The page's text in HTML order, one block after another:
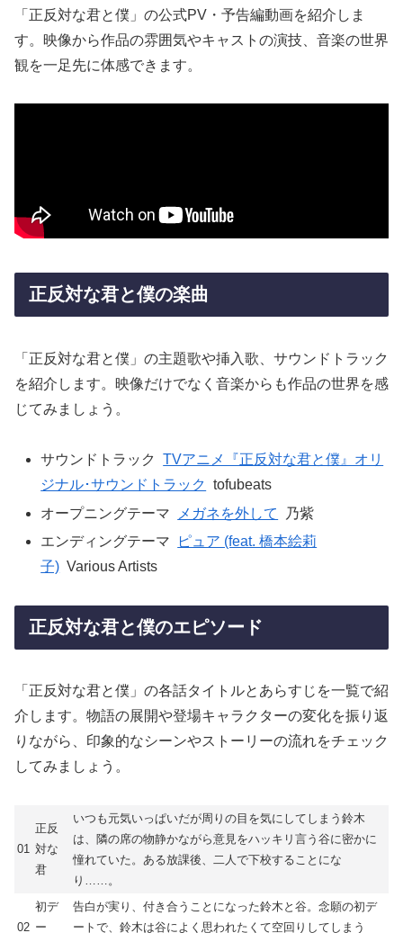
「正反対な君と僕」の公式PV・予告編動画を紹介しま
す。映像から作品の雰囲気やキャストの演技、音楽の世界
観を一足先に体感できます。
正反対な君と僕の楽曲
「正反対な君と僕」の主題歌や挿入歌、サウンドトラック
を紹介します。映像だけでなく音楽からも作品の世界を感
じてみましょう。
サウンドトラック
TVアニメ『正反対な君と僕』オリ
ジナル･サウンドトラック tofubeats
オープニングテーマ
メガネを外して
乃紫
エンディングテーマ
ピュア (feat. 橋本絵莉
子) Various Artists
正反対な君と僕のエピソード
「正反対な君と僕」の各話タイトルとあらすじを一覧で紹
介します。物語の展開や登場キャラクターの変化を振り返
りながら、印象的なシーンやストーリーの流れをチェック
してみましょう。
01
正反
対な
君
いつも元気いっぱいだが周りの目を気にしてしまう鈴木
は、隣の席の物静かながら意見をハッキリ言う谷に密かに
憧れていた。ある放課後、二人で下校することにな
り……。
02
初デ
ー
告白が実り、付き合うことになった鈴木と谷。念願の初デ
ートで、鈴木は谷によく思われたくて空回りしてしまう